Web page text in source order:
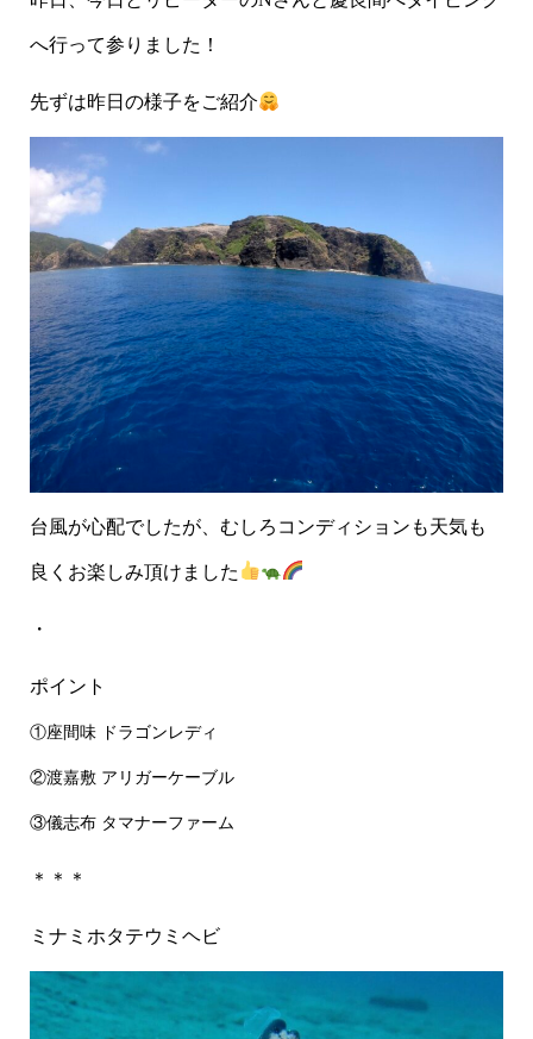
へ行って参りました！
先ずは昨日の様子をご紹介
台風が心配でしたが、むしろコンディションも天気も
良く お楽しみ頂けました
・
ポイント
①座間味 ドラゴンレディ
②渡嘉敷 アリガーケーブル
③儀志布 タマナーファーム
＊＊＊
ミナミホタテウミヘビ